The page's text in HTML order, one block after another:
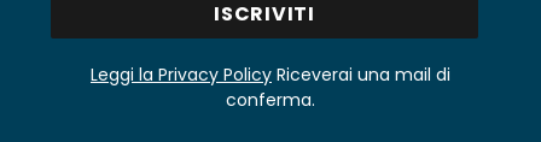
Leggi la Privacy Policy Riceverai una mail di
conferma.